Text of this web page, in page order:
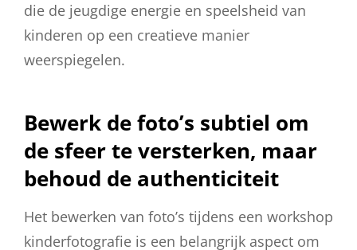
die de jeugdige energie en speelsheid van
kinderen op een creatieve manier
weerspiegelen.
Bewerk de foto’s subtiel om
de sfeer te versterken, maar
behoud de authenticiteit
Het bewerken van foto’s tijdens een workshop
kinderfotografie is een belangrijk aspect om